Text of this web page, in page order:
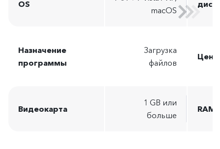
OS
macOS
Назначение
программы
Загрузка
файлов
Цена
Видеокарта
1 GB или
больше
RAM